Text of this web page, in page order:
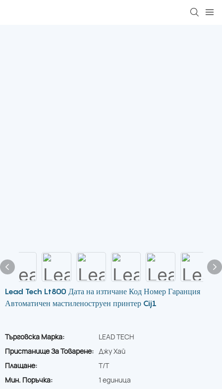
Lead Tech Lt800 Дата на изтичане Код Номер Гаранция
Автоматичен мастиленоструен принтер Cij1
Търговска Марка:
LEAD TECH
Пристанище За Товарене: Джу Хай
Плащане:
T/T
Мин. Поръчка:
1 единица